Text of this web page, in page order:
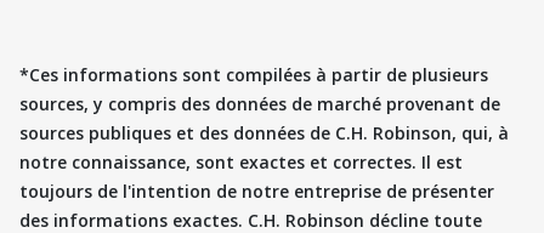
*Ces informations sont compilées à partir de plusieurs
sources, y compris des données de marché provenant de
sources publiques et des données de C.H. Robinson, qui, à
notre connaissance, sont exactes et correctes. Il est
toujours de l'intention de notre entreprise de présenter
des informations exactes. C.H. Robinson décline toute